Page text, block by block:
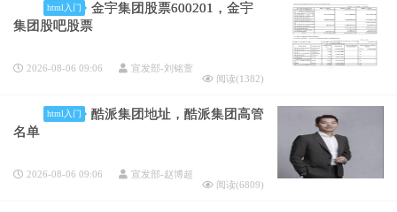
html入门
金宇集团股票600201，金宇
集团股吧股票
2026-08-06 09:06
宣发部-刘铭萱
阅读(1382)
html入门
酷派集团地址，酷派集团高管
名单
2026-08-06 09:06
宣发部-赵博超
阅读(6809)